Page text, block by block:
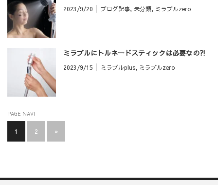
2023/9/20 ブログ記事, 未分類, ミラブルzero
ミラブルにトルネードスティックは必要なの⁈
2023/9/15 ミラブルplus, ミラブルzero
PAGE NAVI
1 2 »